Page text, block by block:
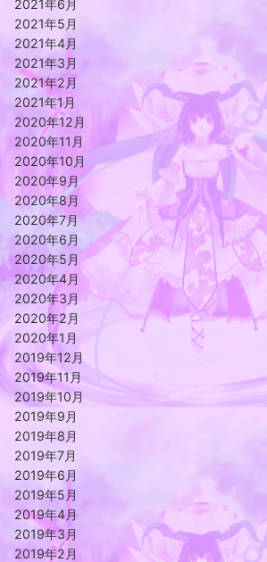
2021年6月
2021年5月
2021年4月
2021年3月
2021年2月
2021年1月
2020年12月
2020年11月
2020年10月
2020年9月
2020年8月
2020年7月
2020年6月
2020年5月
2020年4月
2020年3月
2020年2月
2020年1月
2019年12月
2019年11月
2019年10月
2019年9月
2019年8月
2019年7月
2019年6月
2019年5月
2019年4月
2019年3月
2019年2月